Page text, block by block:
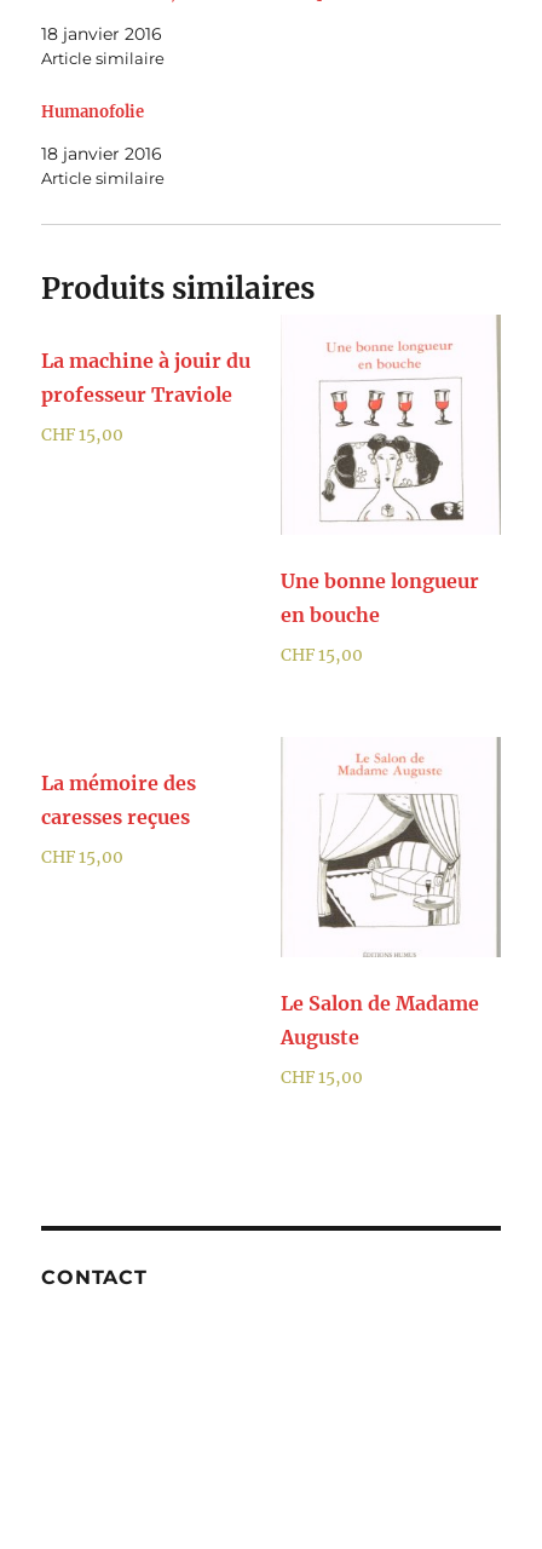
18 janvier 2016
Article similaire
Humanofolie
18 janvier 2016
Article similaire
Produits similaires
La machine à jouir du
professeur Traviole
CHF15,00
Une bonne longueur
en bouche
CHF15,00
La mémoire des
caresses reçues
CHF15,00
Le Salon de Madame
Auguste
CHF15,00
CONTACT